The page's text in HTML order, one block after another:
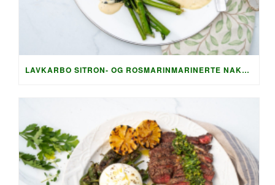
LAVKARBO SITRON- OG ROSMARINMARINERTE NAKKEKOTELETTER MED SPRØ SQUASHRØSTI OG PARMESAN-SAUS